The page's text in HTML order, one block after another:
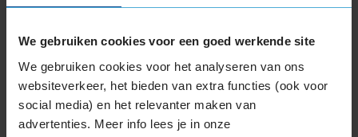
We gebruiken cookies voor een goed werkende site
We gebruiken cookies voor het analyseren van ons
websiteverkeer, het bieden van extra functies (ook voor
social media) en het relevanter maken van
advertenties. Meer info lees je in onze
235/50R17 100V EXTRALOAD
235/60R17 102H
235/60R17 106H EXTRALOAD
235/65R17 104H
235/65R17 108H EXTRALOAD
245/55R17 106H EXTRALOAD